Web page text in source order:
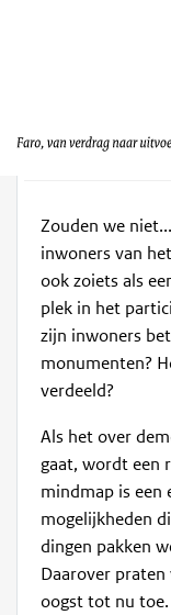
Zouden we
inwoners van
ook zoiets als
plek in het
zijn inwoners
monumenten?
verdeeld?
Als het over
gaat, wordt een
mindmap is een
mogelijkheden
dingen pakken
Daarover
oogst tot nu toe.